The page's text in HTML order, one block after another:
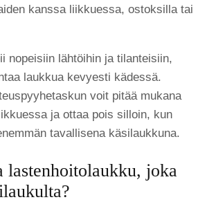
kanssa liikkuessa, ostoksilla tai
nopeisiin lähtöihin ja tilanteisiin,
laukkua kevyesti kädessä.
voit pitää mukana
ja ottaa pois silloin, kun
tavallisena käsilaukkuna.
joka